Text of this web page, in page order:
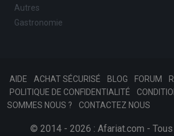
Autres
Gastronomie
AIDE ACHAT SÉCURISÉ BLOG FORUM
POLITIQUE DE CONFIDENTIALITÉ
SOMMES NOUS ?
CONTACTEZ NOUS
© 2014 - 2026 : Afariat.com -